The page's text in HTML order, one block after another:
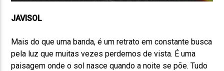
JAVISOL
Mais do que uma banda, é um retrato em constante busca
pela luz que muitas vezes perdemos de vista. É uma
paisagem onde o sol nasce quando a noite se põe. Tudo